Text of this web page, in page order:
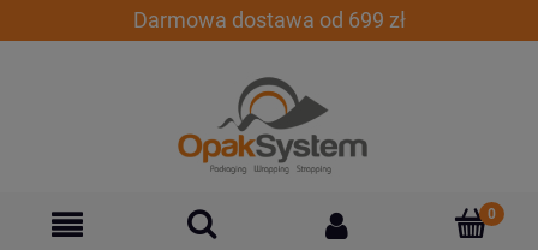
Darmowa dostawa od 699 zł